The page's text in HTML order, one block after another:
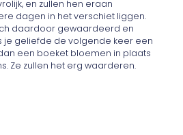
en zullen hen eraan
dagen in het verschiet liggen.
daardoor gewaardeerd en
je geliefde de volgende keer een
een boeket bloemen in plaats
Ze zullen het erg waarderen.